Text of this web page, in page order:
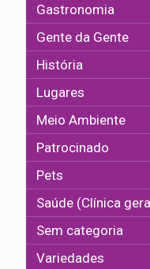
Gastronomia
Gente da Gente
História
Lugares
Meio Ambiente
Patrocinado
Pets
Saúde (Clínica
Sem categoria
Variedades